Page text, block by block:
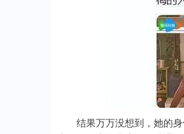
结果万万没想到，她的身